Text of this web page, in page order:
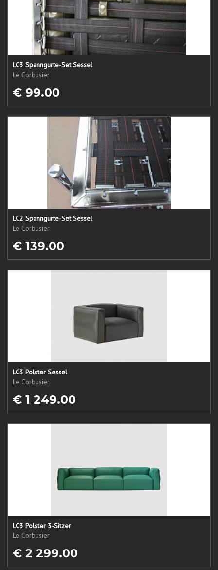
LC3 Spanngurte-Set Sessel
Le Corbusier
€ 99.00
LC2 Spanngurte-Set Sessel
Le Corbusier
€ 139.00
LC3 Polster Sessel
Le Corbusier
€ 1 249.00
LC3 Polster 3-Sitzer
Le Corbusier
€ 2 299.00